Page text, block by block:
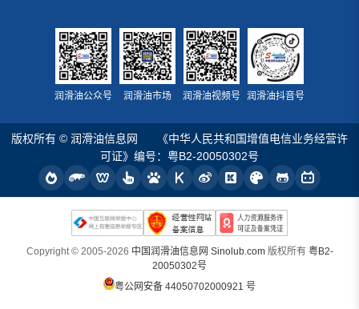
润滑油公众号 润滑油市场 润滑油视频号 润滑油抖音号
版权所有 © 润滑油信息网
《中华人民共和国增值电信业务经营许
可证》编号：粤B2-20050302号
Copyright © 2005-2026 中国润滑油信息网 Sinolub.com版权所有 粤B2-
20050302号
粤公网安备 44050702000921 号